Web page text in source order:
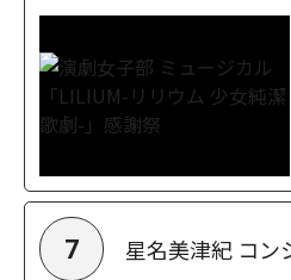
7 星名美津紀 コン